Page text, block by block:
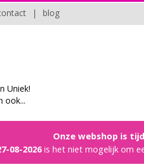
blog
|
Uniek!
ook...
Onze webshop is
08-2026is het niet mogelijk om